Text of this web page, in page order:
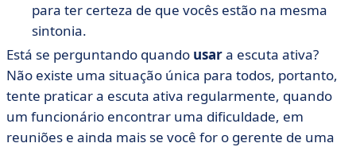
para ter certeza de que vocês estão na mesma
sintonia.
Está se perguntando quando usara escuta ativa?
Não existe uma situação única para todos, portanto,
tente praticar a escuta ativa regularmente, quando
um funcionário encontrar uma dificuldade, em
reuniões e ainda mais se você for o gerente de uma